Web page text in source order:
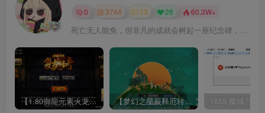
0 3744 13 26 60.3W+
死亡无人能免，但非凡的成就会树起一座纪念碑，它将一直立到太阳冷却之时
【1.80御龍元素火龙[摸摸登陆器]】战神引擎WIN服务端+GM工具+充值后台+双端+架设教程 【梦幻之星辰释厄转尊享挂机版】MT3换皮梦幻西游Linux服务端+GM后台+双端+源码+架设教程